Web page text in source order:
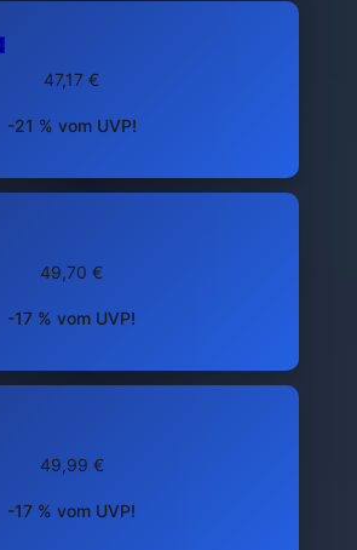
47,17 €
-21 % vom UVP!
49,70 €
-17 % vom UVP!
49,99 €
-17 % vom UVP!